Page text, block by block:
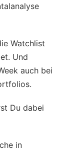
Watchlist
Und
auch bei
Du dabei
in